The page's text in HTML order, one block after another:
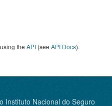
the API (see API Docs).
Instituto Nacional do Seguro